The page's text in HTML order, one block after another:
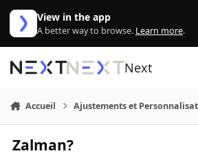
Aller au contenu
View in the app
A better way to browse. Learn more.
Next
Accueil Ajustements et
Zalman?